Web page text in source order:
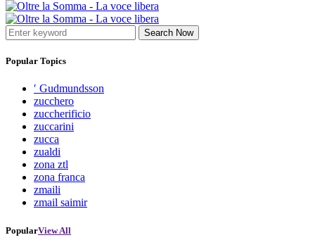
Search Now
Popular Topics
′ Gudmundsson
zucchero
zuccherificio
zuccarini
zucca
zualdi
zona ztl
zona franca
zmaili
zmail saimir
PopularView All